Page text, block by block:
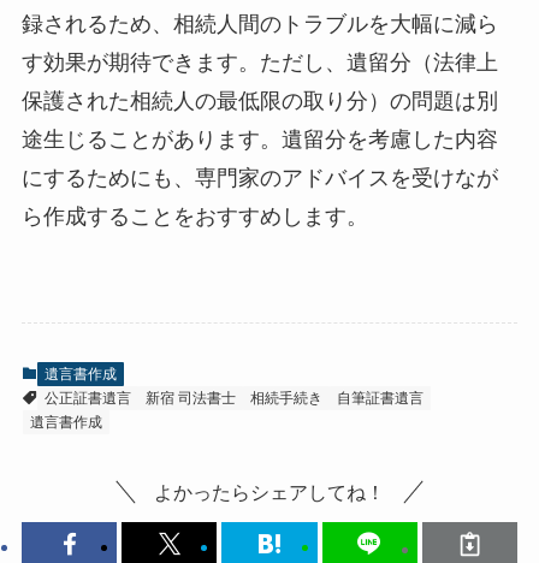
録されるため、相続人間のトラブルを大幅に減ら
す効果が期待できます。ただし、遺留分（法律上
保護された相続人の最低限の取り分）の問題は別
途生じることがあります。遺留分を考慮した内容
にするためにも、専門家のアドバイスを受けなが
ら作成することをおすすめします。
遺言書作成
公正証書遺言
新宿 司法書士 相続手続き
自筆証書遺言
遺言書作成
よかったらシェアしてね！